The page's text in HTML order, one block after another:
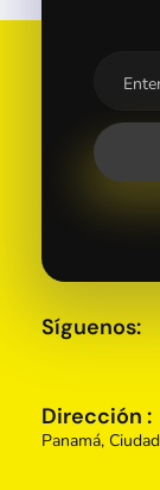
Dirección :
Panamá,
Síguenos: